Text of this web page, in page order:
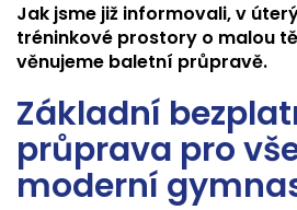
Jak jsme již informovali, v
tréninkové prostory o malou
věnujeme baletní průpravě.
Základní
průprava pro
moderní